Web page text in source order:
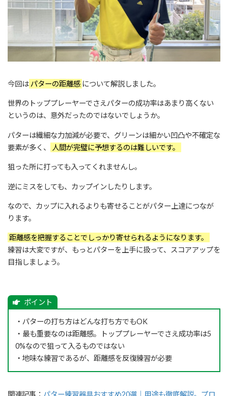
今回は パターの距離感 について解説しました。
世界のトッププレーヤーでさえパターの成功率はあまり高くない
というのは、意外だったのではないでしょうか。
パターは繊細な力加減が必要で、グリーンは細かい凹凸や不確定な
要素が多く、
人間が完璧に予想するのは難しいです。
狙った所に打っても入ってくれませんし。
逆にミスをしても、カップインしたりします。
なので、カップに入れるよりも寄せることがパター上達につなが
ります。
距離感を把握することでしっかり寄せられるようになります。
練習は大変ですが、もっとパターを上手に扱って、スコアアップを
目指しましょう。
・パターの打ち方はどんな打ち方でもOK
・最も重要なのは距離感。トッププレーヤーでさえ成功率は5
0%なので狙って入るものではない
・地味な練習であるが、距離感を反復練習が必要